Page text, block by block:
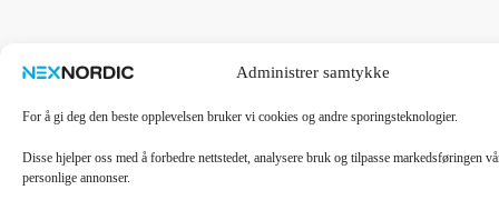
Administrer samtykke
For å gi deg den beste opplevelsen bruker vi cookies og andre sporingsteknologier.
Disse hjelper oss med å forbedre nettstedet, analysere bruk og tilpasse markedsføringen
personlige annonser.